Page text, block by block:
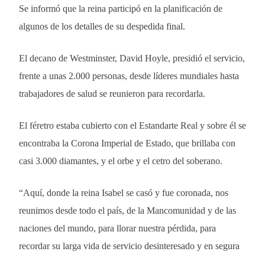
Se informó que la reina participó en la planificación de
algunos de los detalles de su despedida final.
El decano de Westminster, David Hoyle, presidió el servicio,
frente a unas 2.000 personas, desde líderes mundiales hasta
trabajadores de salud se reunieron para recordarla.
El féretro estaba cubierto con el Estandarte Real y sobre él se
encontraba la Corona Imperial de Estado, que brillaba con
casi 3.000 diamantes, y el orbe y el cetro del soberano.
“Aquí, donde la reina Isabel se casó y fue coronada, nos
reunimos desde todo el país, de la Mancomunidad y de las
naciones del mundo, para llorar nuestra pérdida, para
recordar su larga vida de servicio desinteresado y en segura